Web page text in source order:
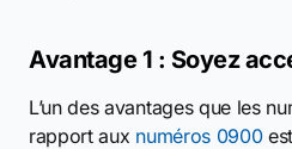
Avantage 1 : Soyez
L’un des avantages que les
rapport aux numéros 0900